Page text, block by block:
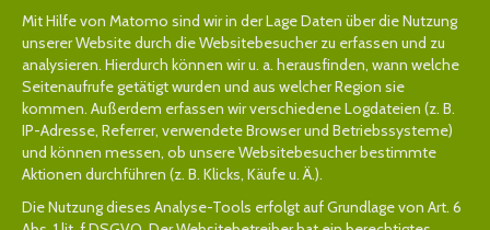
Mit Hilfe von Matomo sind wir in der Lage Daten über die Nutzung
unserer Website durch die Websitebesucher zu erfassen und zu
analysieren. Hierdurch können wir u. a. herausfinden, wann welche
Seitenaufrufe getätigt wurden und aus welcher Region sie
kommen. Außerdem erfassen wir verschiedene Logdateien (z. B.
IP-Adresse, Referrer, verwendete Browser und Betriebssysteme)
und können messen, ob unsere Websitebesucher bestimmte
Aktionen durchführen (z. B. Klicks, Käufe u. Ä.).
Die Nutzung dieses Analyse-Tools erfolgt auf Grundlage von Art. 6